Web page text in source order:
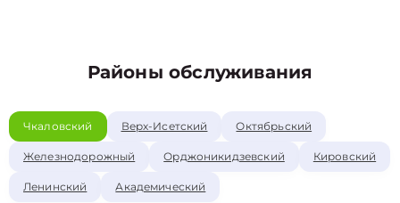
Районы обслуживания
Чкаловский Верх-Исетский Октябрьский
Железнодорожный Орджоникидзевский Кировский
Ленинский Академический